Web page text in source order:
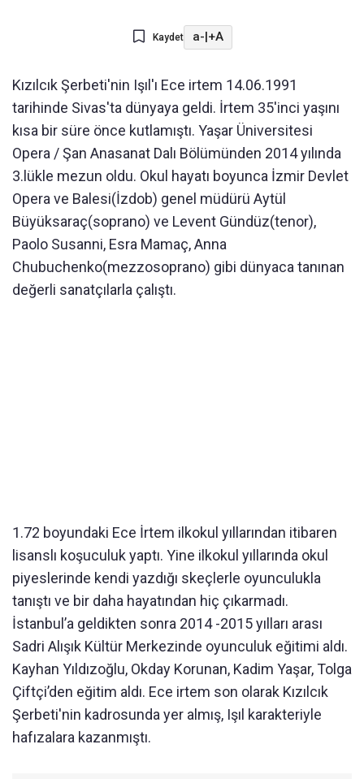
Kaydet a- +A
Kızılcık Şerbeti'nin Işıl'ı Ece irtem 14.06.1991
tarihinde Sivas'ta dünyaya geldi. İrtem 35'inci yaşını
kısa bir süre önce kutlamıştı. Yaşar Üniversitesi
Opera / Şan Anasanat Dalı Bölümünden 2014 yılında
3.lükle mezun oldu. Okul hayatı boyunca İzmir Devlet
Opera ve Balesi(İzdob) genel müdürü Aytül
Büyüksaraç(soprano) ve Levent Gündüz(tenor),
Paolo Susanni, Esra Mamaç, Anna
Chubuchenko(mezzosoprano) gibi dünyaca tanınan
değerli sanatçılarla çalıştı.
1.72 boyundaki Ece İrtem ilkokul yıllarından itibaren
lisanslı koşuculuk yaptı. Yine ilkokul yıllarında okul
piyeslerinde kendi yazdığı skeçlerle oyunculukla
tanıştı ve bir daha hayatından hiç çıkarmadı.
İstanbul’a geldikten sonra 2014 -2015 yılları arası
Sadri Alışık Kültür Merkezinde oyunculuk eğitimi aldı.
Kayhan Yıldızoğlu, Okday Korunan, Kadim Yaşar, Tolga
Çiftçi’den eğitim aldı. Ece irtem son olarak Kızılcık
Şerbeti'nin kadrosunda yer almış, Işıl karakteriyle
hafızalara kazanmıştı.